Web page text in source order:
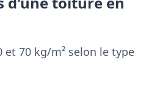
et 70 kg/m² selon le type